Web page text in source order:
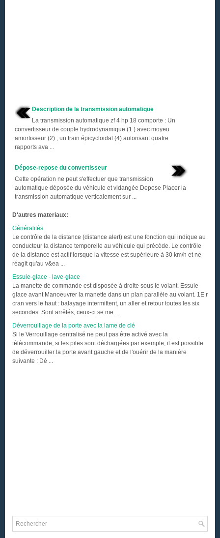
Description de la transmission automatique
La transmission automatique zf 4 hp 18 comporte : Un
convertisseur de couple hydrodynamique (1 ) avec moyeu
amortisseur (2) ; un train épicycloidal (4) autorisant quatre
rapports ava ...
Dépose-repose du convertisseur
Cette opération ne peut s'effectuer que transmission
automatique déposée du véhicule et vidangée Depose Placer la
transmission automatique verticalement sur ...
D'autres materiaux:
Généralités
Le contrôle de la distance (distance alert) est une fonction qui indique au
conducteur la distance temporelle au véhicule qui précède. Le contrôle
de la distance est actif lorsque la vitesse est supérieure à 30 km/h et ne
réagit qu'au v&ea ...
Essuie-glace - lave-glace
La manette de commande est disposée à droite sous le volant. Essuie-
glace avant Manoeuvrer la manette dans un plan parallèle au volant. 1E r
cran vers le haut : balayage intermittent, un aller et retour toutes les six
secondes. Sont arrêtés, ceux-ci se me ...
Déverrouillage de la porte avec la lame de clé
Si le Verrouillage centralisé ne peut pas être activé avec la
télécommande, si les piles sont déchargées par exemple, il est possible
de déverrouiller la porte avant gauche et de l'ouérir de la manière
suivante : Dé ...